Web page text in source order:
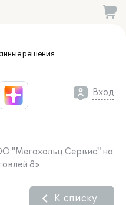
решения
Вход
"Мегахольц Сервис" на
8»
К списку